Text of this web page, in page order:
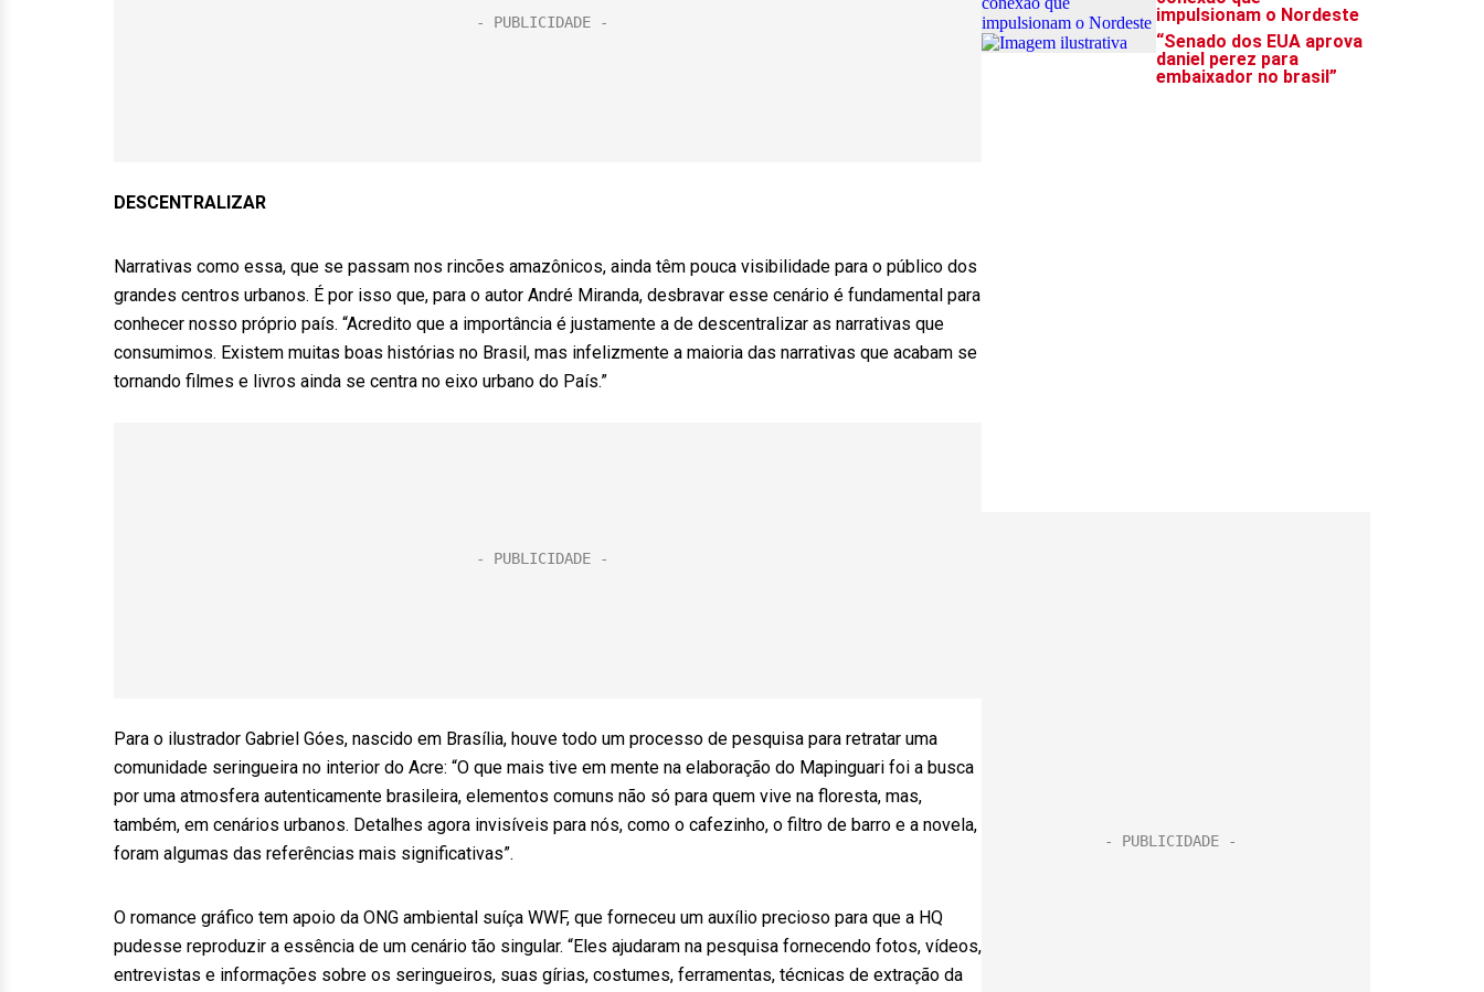
DESCENTRALIZAR
Narrativas como essa, que se passam nos rincões amazônicos, ainda têm pouca visibilidade para o público dos
grandes centros urbanos. É por isso que, para o autor André Miranda, desbravar esse cenário é fundamental para
conhecer nosso próprio país. “Acredito que a importância é justamente a de descentralizar as narrativas que
consumimos. Existem muitas boas histórias no Brasil, mas infelizmente a maioria das narrativas que acabam se
tornando filmes e livros ainda se centra no eixo urbano do País.”
Para o ilustrador Gabriel Góes, nascido em Brasília, houve todo um processo de pesquisa para retratar uma
comunidade seringueira no interior do Acre: “O que mais tive em mente na elaboração do Mapinguari foi a busca
por uma atmosfera autenticamente brasileira, elementos comuns não só para quem vive na floresta, mas,
também, em cenários urbanos. Detalhes agora invisíveis para nós, como o cafezinho, o filtro de barro e a novela,
foram algumas das referências mais significativas”.
O romance gráfico tem apoio da ONG ambiental suíça WWF, que forneceu um auxílio precioso para que a HQ
pudesse reproduzir a essência de um cenário tão singular. “Eles ajudaram na pesquisa fornecendo fotos, vídeos,
entrevistas e informações sobre os seringueiros, suas gírias, costumes, ferramentas, técnicas de extração da